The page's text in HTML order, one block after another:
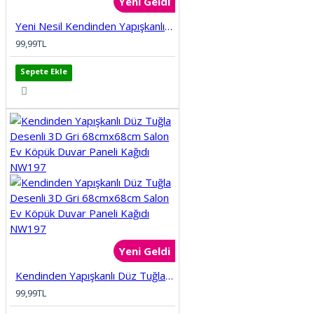
MOBİLYA
PALMİYE
PENCERE
ŞEHİR SİMGE LERİ
TARİH
Yeni Nesil Kendinden Yapışkanlı Esnek Sünger Renkli 3D Taş Tuğla Desen Duvar Kağıdı Paneli nw208
99,99TL
Sepete Ekle
Yeni Geldi
Kendinden Yapışkanlı Düz Tuğla Desenli 3D Gri 68cmx68cm Salon Ev Köpük Duvar Paneli Kağıdı NW197
99,99TL